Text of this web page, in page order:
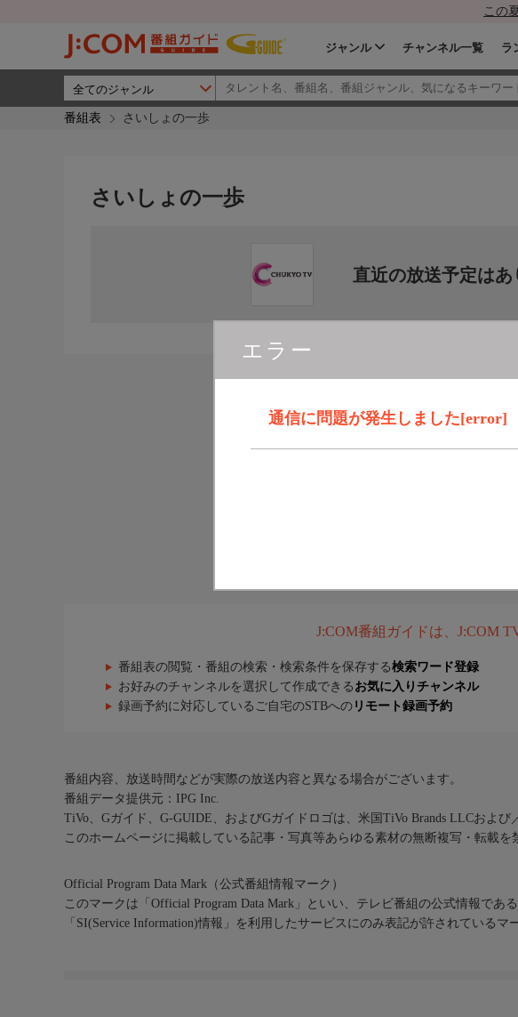
この
ジャンル チャンネル一覧 ラ
番組表 さいしょの一歩
エラー
通信に問題が発生しました[error]
さいしょの一歩
直近の放送予定はあ
J:COM番組ガイドは、J:COM
番組表の閲覧・番組の検索・検索条件を保存する検索ワード登録
お好みのチャンネルを選択して作成できる お気に入りチャンネル
録画予約に対応しているご自宅のSTBへの リモート録画予約
番組内容、放送時間などが実際の放送内容と異なる場合がございます。
番組データ提供元：IPG Inc.
TiVo、Gガイド、G-GUIDE、およびGガイドロゴは、米国TiVo Brands LLCおよ
このホームページに掲載している記事・写真等あらゆる素材の無断複写・転載を
Official Program Data Mark（公式番組情報マーク）
このマークは「Official Program Data Mark」といい、テレビ番組の公式情報である
「SI(Service Information)情報」を利用したサービスにのみ表記が許されているマ